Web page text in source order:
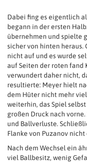
Dabei fing es eigentlich
begann in der ersten
übernehmen und spielte
sicher von hinten heraus.
nicht auf und es wurde
auf Seiten der roten fand
verwundert daher nicht,
resultierte: Meyer hielt
dem Hüter nicht mehr
weiterhin, das Spiel
großen Druck nach
und Ballverluste.
Flanke von Puzanov
Nach dem Wechsel ein
viel Ballbesitz, wenig